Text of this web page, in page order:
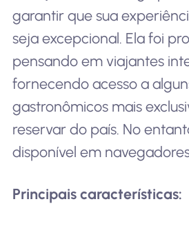
garantir que sua
seja excepcional. Ela foi
pensando em viajantes
fornecendo acesso a
gastronômicos mais
reservar do país. No
disponível em
Principais características: